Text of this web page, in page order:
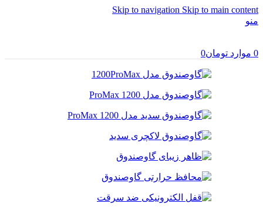
Skip to navigation Skip to main content
منو
0 موارد تومان0